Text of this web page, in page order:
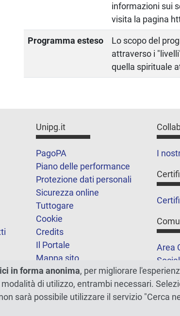
informazioni sui
visita la pagina
Programma esteso
Lo scopo del
attraverso i
quella spirituale
Unipg.it
PagoPA
Piano delle performance
Protezione dati personali
Sicurezza online
Tuttogare
Cookie
Credits
Il Portale
Mappa sito
Statistiche
Dichiarazione di
accessibilità
I
Area
in forma anonima, per migliorare
di utilizzo, entrambi necessari.
sarà possibile utilizzare il servizio "Cerca